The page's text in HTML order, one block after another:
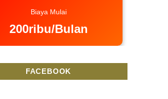
Biaya Mulai
200ribu/Bulan
FACEBOOK